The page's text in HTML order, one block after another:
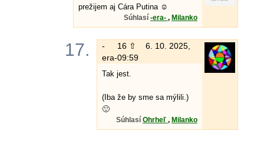
prežijem aj Cára Putina ☺️
Súhlasí -era- , Milanko
17.
-
era-
16 ⇧
6. 10. 2025,
09:59
Tak jest.
(Iba že by sme sa mýlili.)
🙂
Súhlasí Ohrheľ , Milanko